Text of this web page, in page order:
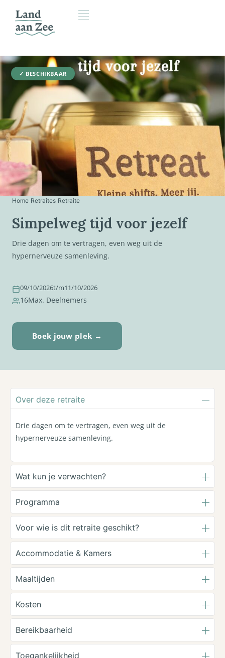
Home Retraites Retraite
Simpelweg tijd voor jezelf
Drie dagen om te vertragen, even weg uit de
hypernerveuze samenleving.
09/10/2026t/m11/10/2026
16Max. Deelnemers
Boek jouw plek →
✓ BESCHIKBAAR
Over deze retraite
Drie dagen om te vertragen, even weg uit de
hypernerveuze samenleving.
Wat kun je verwachten?
Programma
Voor wie is dit retraite geschikt?
Accommodatie & Kamers
Maaltijden
Kosten
Bereikbaarheid
Toegankelijkheid